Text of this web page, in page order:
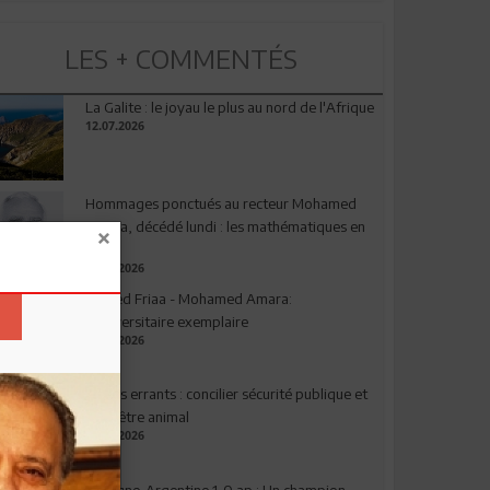
LES + COMMENTÉS
La Galite : le joyau le plus au nord de l'Afrique
12.07.2026
Hommages ponctués au recteur Mohamed
Amara, décédé lundi : les mathématiques en
deuil
03.08.2026
Ahmed Friaa - Mohamed Amara:
l’Universitaire exemplaire
04.08.2026
Chiens errants : concilier sécurité publique et
bien-être animal
17.07.2026